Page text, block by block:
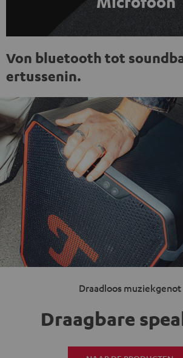
Von bluetooth tot
ertussenin.
Draadloos muziekgenot
Draagbare